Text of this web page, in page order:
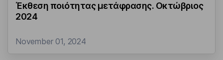
Έκθεση ποιότητας μετάφρασης. Οκτώβριος
2024
November 01, 2024